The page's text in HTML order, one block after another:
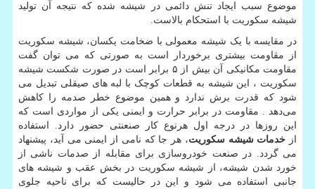
موضوع سبب ایجاد تنش دائمی در شیشه شده که نتیجه آن تولید
شیشه سکوریت با استحکام بالاست.
در مقایسه با یک شیشه معمولی با ضخامت یکسان، شیشه سکوریت
از مقاومت بیشتری برخوردار است به صورتی که می توان گفت
مقاومت مکانیکی آن بیش از ۵ برابر است در صورت شکست شیشه
سکوریت ، این شیشه به قطعات کوچک با لبه های صیقلی تبدیل می
شود که قدرت برش ندارد و همین موضوع خطر صدمه را کاهش
می‌دهد . مقاومت در برابر حرارت و ایمنی یکی از مواردی است که
این روزها در درجه اول هرنوع کار صنعنتی حضور دارد. استفاده
از خدمات شیشه سکوریت، هر جا که نامی از ایمنی می آید، پیشنهاد
می گردد. در صنعت خودروسازی برای مقابله از صدمات ناشی از
خورد شدن شیشه، از شیشه سکوریت در بخش عقب و شیشه های
جانبی استفاده می شود و این در حالیست که برای ناحیه جلوی